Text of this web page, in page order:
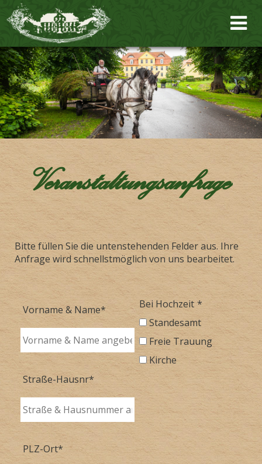
Veranstaltungsanfrage
Bitte füllen Sie die untenstehenden Felder aus. Ihre
Anfrage wird schnellstmöglich von uns bearbeitet.
Vorname & Name*
Straße-Hausnr*
PLZ-Ort*
Bei Hochzeit *
Standesamt
Freie Trauung
Kirche